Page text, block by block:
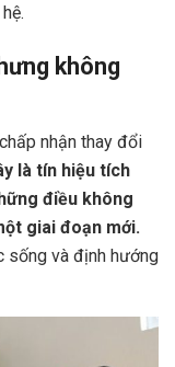
không
nhận thay đổi
là tín hiệu tích
điều không
giai đoạn mới.
sống và định hướng